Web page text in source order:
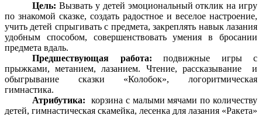
Цель: Вызвать у детей эмоциональный отклик на игру
по знакомой сказке, создать радостное и веселое настроение,
учить детей спрыгивать с предмета, закреплять навык лазания
удобным способом, совершенствовать умения в бросании
предмета вдаль.
Предшествующая работа: подвижные игры с
прыжками, метанием, лазанием. Чтение, рассказывание и
обыгрывание сказки «Колобок», логоритмическая
гимнастика.
Атрибутика: корзина с малыми мячами по количеству
детей, гимнастическая скамейка, лесенка для лазания «Ракета»